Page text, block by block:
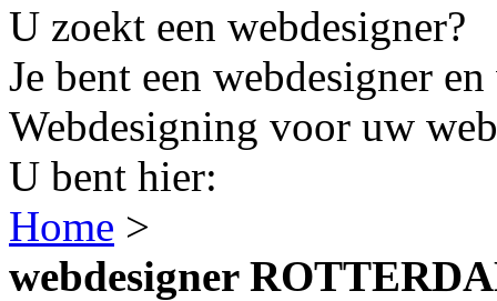
U zoekt een webdesigner?
Je bent een webdesigner
Webdesigning voor uw
U bent hier:
Home >
webdesigner